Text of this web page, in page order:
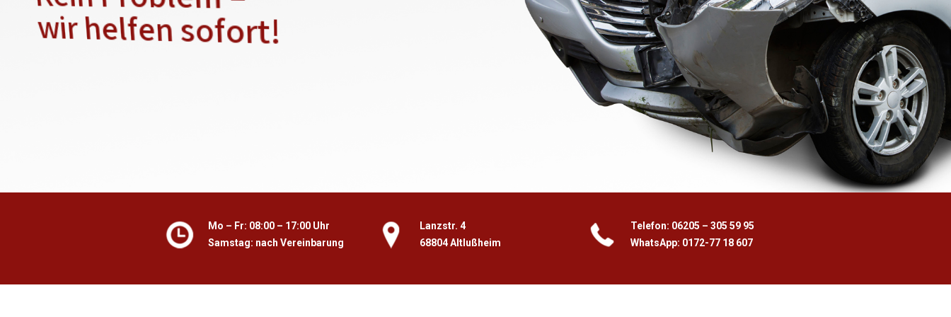
Mo – Fr: 08:00 – 17:00 Uhr
Samstag: nach Vereinbarung
Lanzstr. 4
68804 Altlußheim
Telefon: 06205 – 305 59 95
WhatsApp: 0172-77 18 607